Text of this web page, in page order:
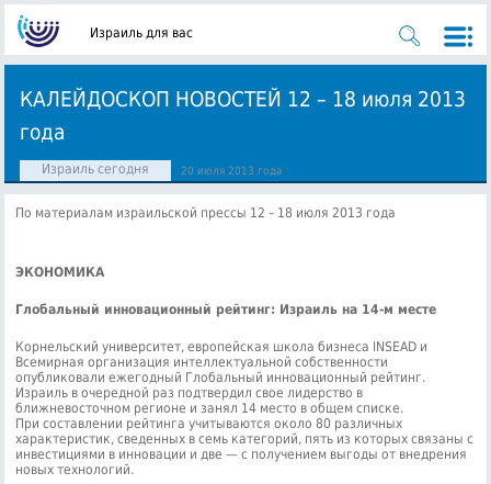
Израиль для вас
КАЛЕЙДОСКОП НОВОСТЕЙ 12 – 18 июля 2013
года
Израиль сегодня 20 июля 2013 года
По материалам израильской прессы 12 – 18 июля 2013 года
ЭКОНОМИКА
Глобальный инновационный рейтинг: Израиль на 14-м месте
Корнельский университет, европейская школа бизнеса INSEAD и
Всемирная организация интеллектуальной собственности
опубликовали ежегодный Глобальный инновационный рейтинг.
Израиль в очередной раз подтвердил свое лидерство в
ближневосточном регионе и занял 14 место в общем списке.
При составлении рейтинга учитываются около 80 различных
характеристик, сведенных в семь категорий, пять из которых связаны с
инвестициями в инновации и две — с получением выгоды от внедрения
новых технологий.